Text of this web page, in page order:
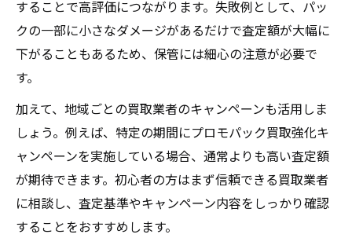
することで高評価につながります。失敗例として、パッ
クの一部に小さなダメージがあるだけで査定額が大幅に
下がることもあるため、保管には細心の注意が必要で
す。
加えて、地域ごとの買取業者のキャンペーンも活用しま
しょう。例えば、特定の期間にプロモパック買取強化キ
ャンペーンを実施している場合、通常よりも高い査定額
が期待できます。初心者の方はまず信頼できる買取業者
に相談し、査定基準やキャンペーン内容をしっかり確認
することをおすすめします。